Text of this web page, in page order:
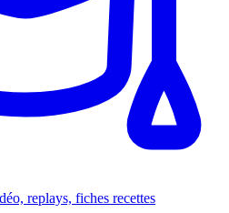
replays, fiches recettes